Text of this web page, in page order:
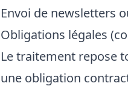
Envoi de newsletters
Obligations légales
Le traitement repose
une obligation